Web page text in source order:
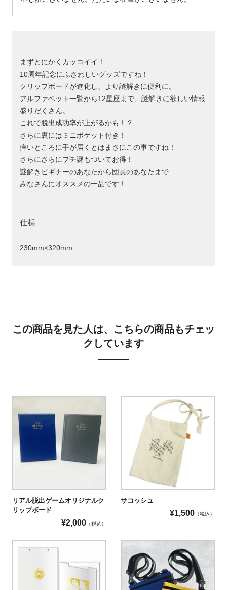
まずとにかくカッコイイ！
10周年記念にふさわしいグッズですね！
クリップボードが進化し、より謎解きに便利に。
アルファベット一覧から12星座まで、謎解きに欲しい情報
盛りだくさん。
これで脱出成功率が上がるかも！？
さらに裏にはミニポケット付き！
痒いところに手が届くとはまさにこの事ですね！
さらにさらにプチ謎もついてお得！
謎解きビギナーのあなたから団員のあなたまで
みなさんにオススメの一品です！
仕様
230mm×320mm
この商品を見た人は、こちらの商品もチェッ
クしています
リアル脱出ゲームオリジナルク
リップボード
¥2,000 （税込）
サコッシュ
¥1,500 （税込）